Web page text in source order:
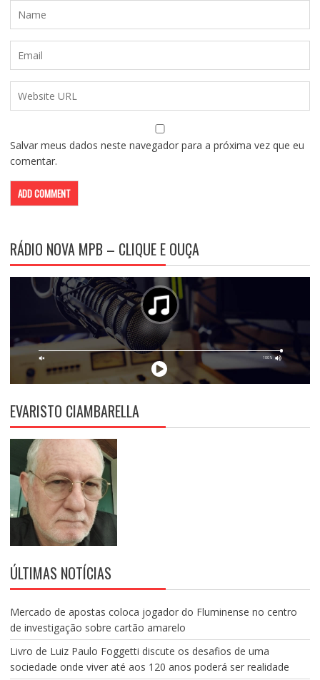
Salvar meus dados neste navegador para a próxima vez que eu
comentar.
RÁDIO NOVA MPB – CLIQUE E OUÇA
EVARISTO CIAMBARELLA
ÚLTIMAS NOTÍCIAS
Mercado de apostas coloca jogador do Fluminense no centro
de investigação sobre cartão amarelo
Livro de Luiz Paulo Foggetti discute os desafios de uma
sociedade onde viver até aos 120 anos poderá ser realidade